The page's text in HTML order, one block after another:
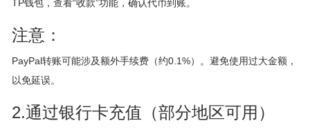
TP钱包，查看“收款”功能，确认代币到账。
注意：
PayPal转账可能涉及额外手续费（约0.1%）。避免使用过大金额，
以免延误。
2.通过银行卡充值（部分地区可用）